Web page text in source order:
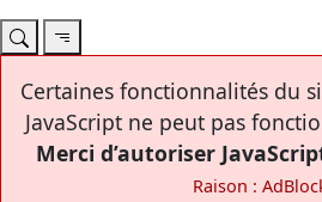
Certaines fonctionnalités du
JavaScript ne peut pas
Merci d’autoriser
Raison :